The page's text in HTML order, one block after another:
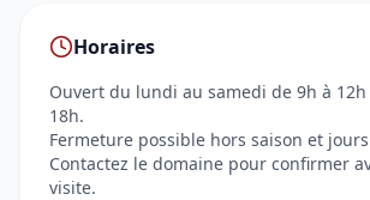
Horaires
Ouvert du lundi au samedi de 9h à 12h
18h.
Fermeture possible hors saison et
Contactez le domaine pour confirmer
visite.